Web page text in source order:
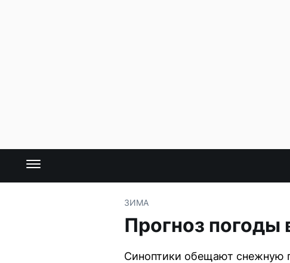
ЗИМА
Прогноз погоды
Синоптики обещают снежную